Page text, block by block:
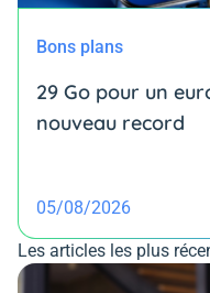
Bons plans
29 Go pour un
nouveau record
05/08/2026
Les articles les plus